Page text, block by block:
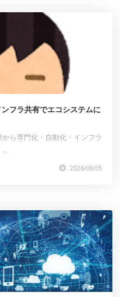
フラ共有でエコシステムに
ら専門化・自動化・インフラ
2026/08/05